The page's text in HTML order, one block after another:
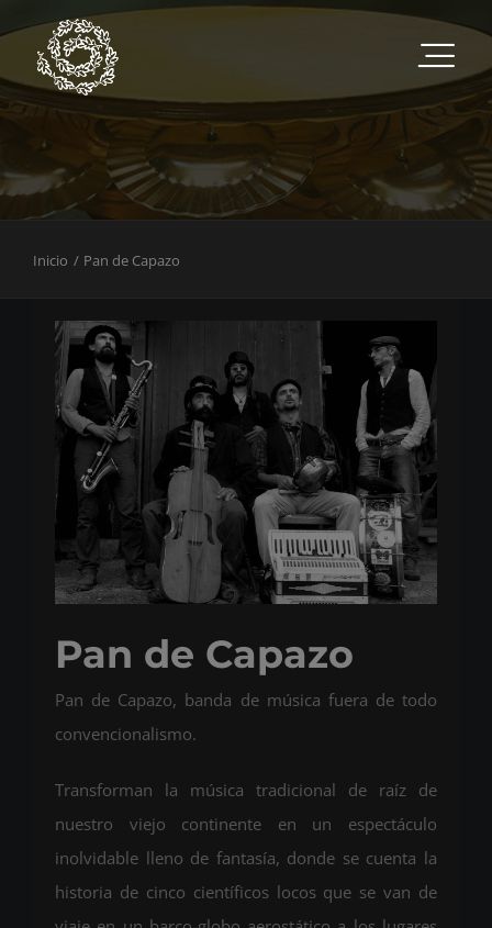
contenido
Inicio Pan de Capazo
Pan de Capazo
Pan de Capazo, banda de música fuera de todo
convencionalismo.
Transforman la música tradicional de raíz de
nuestro viejo continente en un espectáculo
inolvidable lleno de fantasía, donde se cuenta la
historia de cinco científicos locos que se van de